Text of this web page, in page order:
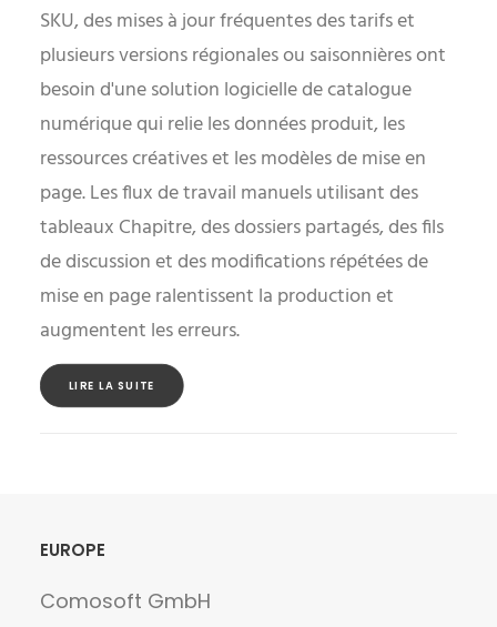
SKU, des mises à jour fréquentes des tarifs et
plusieurs versions régionales ou saisonnières ont
besoin d'une solution logicielle de catalogue
numérique qui relie les données produit, les
ressources créatives et les modèles de mise en
page. Les flux de travail manuels utilisant des
tableaux Chapitre, des dossiers partagés, des fils
de discussion et des modifications répétées de
mise en page ralentissent la production et
augmentent les erreurs.
LIRE LA SUITE
EUROPE
Comosoft GmbH